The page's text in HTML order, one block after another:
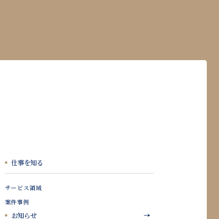
仕事を知る
サービス領域
案件事例
お知らせ